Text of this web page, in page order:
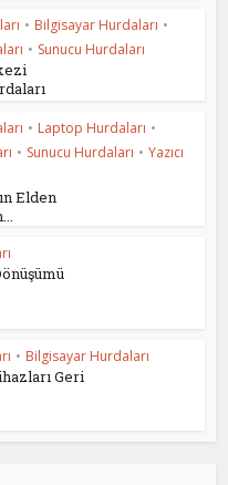
• Bilgisayar Hurdaları •
• Sunucu Hurdaları
• Laptop Hurdaları •
• Sunucu Hurdaları • Yazıcı
Elden
• Bilgisayar Hurdaları
Geri